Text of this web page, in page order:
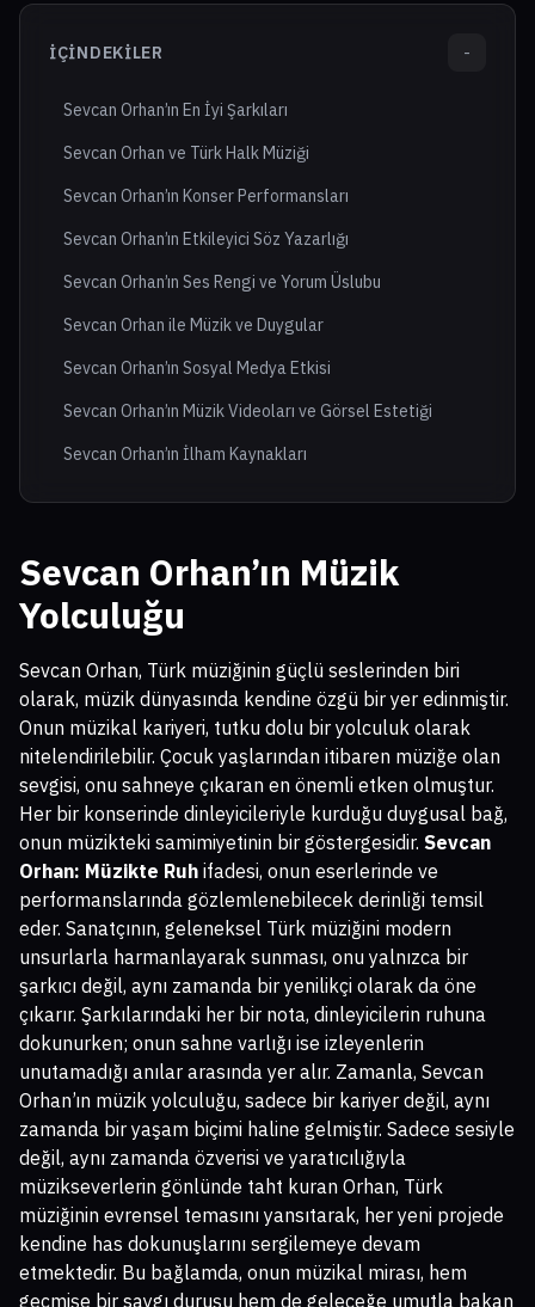
İÇINDEKILER -
Sevcan Orhan’ın En İyi Şarkıları
Sevcan Orhan ve Türk Halk Müziği
Sevcan Orhan’ın Konser Performansları
Sevcan Orhan’ın Etkileyici Söz Yazarlığı
Sevcan Orhan’ın Ses Rengi ve Yorum Üslubu
Sevcan Orhan ile Müzik ve Duygular
Sevcan Orhan’ın Sosyal Medya Etkisi
Sevcan Orhan’ın Müzik Videoları ve Görsel Estetiği
Sevcan Orhan’ın İlham Kaynakları
Sevcan Orhan’ın Müzik
Yolculuğu
Sevcan Orhan, Türk müziğinin güçlü seslerinden biri
olarak, müzik dünyasında kendine özgü bir yer edinmiştir.
Onun müzikal kariyeri, tutku dolu bir yolculuk olarak
nitelendirilebilir. Çocuk yaşlarından itibaren müziğe olan
sevgisi, onu sahneye çıkaran en önemli etken olmuştur.
Her bir konserinde dinleyicileriyle kurduğu duygusal bağ,
onun müzikteki samimiyetinin bir göstergesidir. Sevcan
Orhan: Müzikte Ruh ifadesi, onun eserlerinde ve
performanslarında gözlemlenebilecek derinliği temsil
eder. Sanatçının, geleneksel Türk müziğini modern
unsurlarla harmanlayarak sunması, onu yalnızca bir
şarkıcı değil, aynı zamanda bir yenilikçi olarak da öne
çıkarır. Şarkılarındaki her bir nota, dinleyicilerin ruhuna
dokunurken; onun sahne varlığı ise izleyenlerin
unutamadığı anılar arasında yer alır. Zamanla, Sevcan
Orhan’ın müzik yolculuğu, sadece bir kariyer değil, aynı
zamanda bir yaşam biçimi haline gelmiştir. Sadece sesiyle
değil, aynı zamanda özverisi ve yaratıcılığıyla
müzikseverlerin gönlünde taht kuran Orhan, Türk
müziğinin evrensel temasını yansıtarak, her yeni projede
kendine has dokunuşlarını sergilemeye devam
etmektedir. Bu bağlamda, onun müzikal mirası, hem
geçmişe bir saygı duruşu hem de geleceğe umutla bakan